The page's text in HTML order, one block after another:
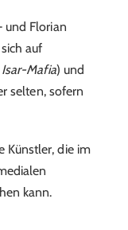
und Florian
auf
Isar-Mafia) und
selten, sofern
Künstler, die im
kann.